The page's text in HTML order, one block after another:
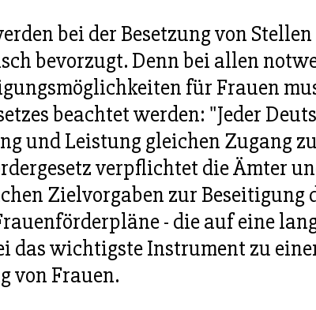
bei der Besetzung von
bevorzugt. Denn bei allen
für Frauen
beachtet werden: "Jeder
und Leistung gleichen Zugang
verpflichtet die Ämter
Zielvorgaben zur Beseitigung
- die auf eine
das wichtigste Instrument zu
von Frauen.